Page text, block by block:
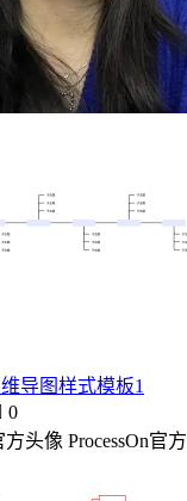
导图样式模板1
0
ProcessOn官方